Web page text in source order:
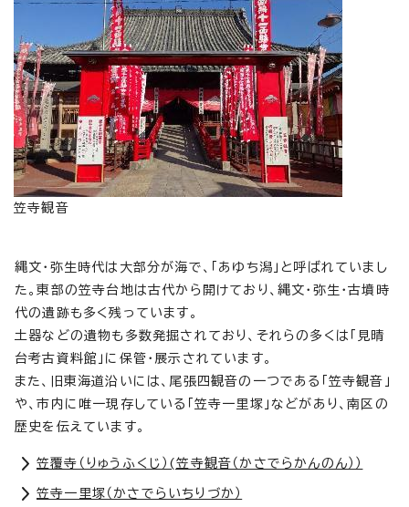
笠寺観音
縄文・弥生時代は大部分が海で、「あゆち潟」と呼ばれていまし
た。東部の笠寺台地は古代から開けており、縄文・弥生・古墳時
代の遺跡も多く残っています。
土器などの遺物も多数発掘されており、それらの多くは「見晴
台考古資料館」に保管・展示されています。
また、旧東海道沿いには、尾張四観音の一つである「笠寺観音」
や、市内に唯一現存している「笠寺一里塚」などがあり、南区の
歴史を伝えています。
笠覆寺（りゅうふくじ）(笠寺観音（かさでらかんのん））
笠寺一里塚（かさでらいちりづか）